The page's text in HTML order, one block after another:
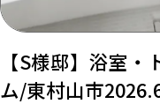
【S様邸】浴室
ム/東村山市